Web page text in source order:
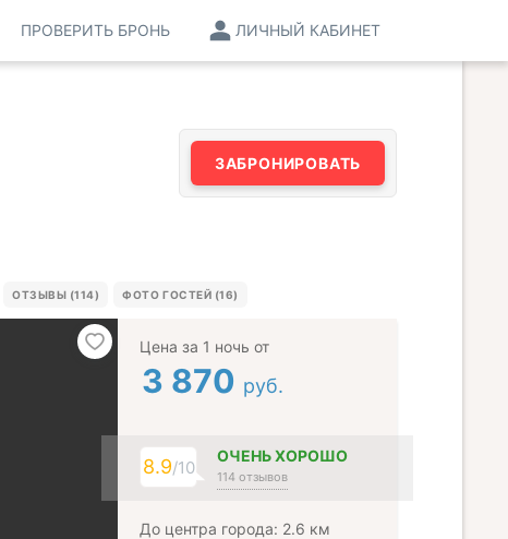
ЛИЧНЫЙ КАБИНЕТ
ПРОВЕРИТЬ БРОНЬ
ЗАБРОНИРОВАТЬ
ОТЗЫВЫ (114) ФОТО ГОСТЕЙ (16)
Цена за 1 ночь от
3 870 руб.
8.9/10
ОЧЕНЬ ХОРОШО
114 отзывов
До центра города: 2.6 км